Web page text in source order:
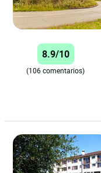
8.9/10
(106 comentarios)